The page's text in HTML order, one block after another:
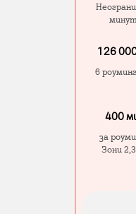
126
в
400
за
Зони